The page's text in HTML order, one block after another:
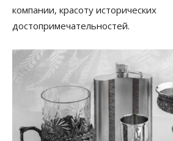
компании, красоту исторических
достопримечательностей.